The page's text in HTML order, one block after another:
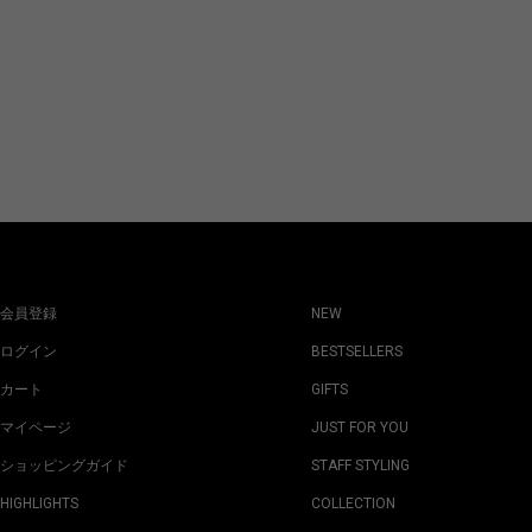
会員登録
ログイン
カート
マイページ
ショッピングガイド
HIGHLIGHTS
NEW
BESTSELLERS
GIFTS
JUST FOR YOU
STAFF STYLING
COLLECTION